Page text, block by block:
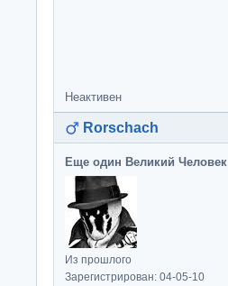
Неактивен
Rorschach
Еще один Великий Человек
Из прошлого
Зарегистрирован: 04-05-10